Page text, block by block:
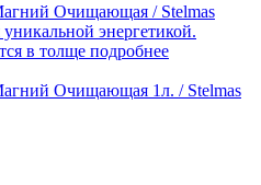
Очищающая / Stelmas
энергетикой.
в толще подробнее
Очищающая 1л. / Stelmas